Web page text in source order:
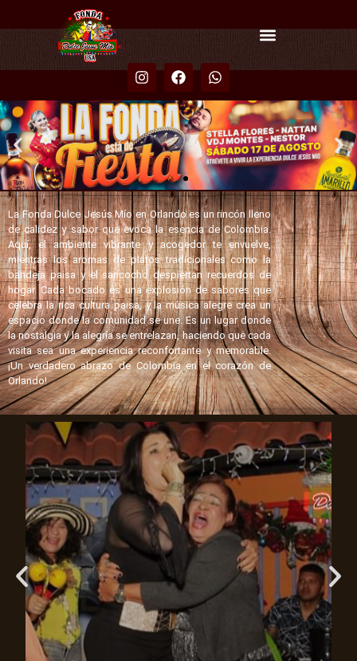
La Fonda Dulce Jesús Mío en Orlando es un rincón lleno
de calidez y sabor que evoca la esencia de Colombia.
Aquí, el ambiente vibrante y acogedor te envuelve,
mientras los aromas de platos tradicionales como la
bandeja paisa y el sancocho despiertan recuerdos de
hogar. Cada bocado es una explosión de sabores que
celebra la rica cultura paisa, y la música alegre crea un
espacio donde la comunidad se une. Es un lugar donde
la nostalgia y la alegría se entrelazan, haciendo que cada
visita sea una experiencia reconfortante y memorable.
¡Un verdadero abrazo de Colombia en el corazón de
Orlando!